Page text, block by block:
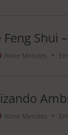
Feng Shui
Aline Mendes
Aline Mendes